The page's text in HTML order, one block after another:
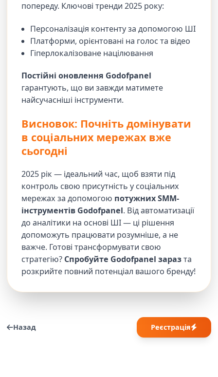
попереду. Ключові тренди 2025 року:
Персоналізація контенту за допомогою ШІ
Платформи, орієнтовані на голос та відео
Гіперлокалізоване націлювання
Постійні оновлення Godofpanel
гарантують, що ви завжди матимете
найсучасніші інструменти.
Висновок: Почніть домінувати
в соціальних мережах вже
сьогодні
2025 рік — ідеальний час, щоб взяти під
контроль свою присутність у соціальних
мережах за допомогою потужних SMM-
інструментів Godofpanel. Від автоматизації
до аналітики на основі ШІ — ці рішення
допоможуть працювати розумніше, а не
важче. Готові трансформувати свою
стратегію? Спробуйте Godofpanel заразта
розкрийте повний потенціал вашого бренду!
Назад Реєстрація